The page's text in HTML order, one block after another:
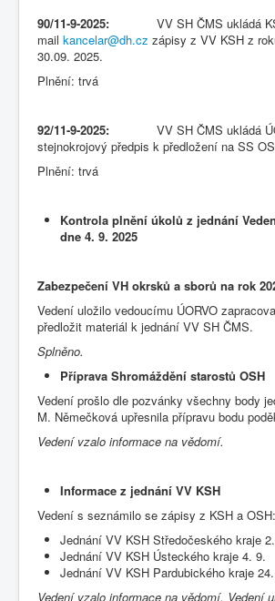
90/11-9-2025: VV SH ČMS ukládá
mail kancelar@dh.cz zápisy z VV KSH z
30.09. 2025.
Plnění: trvá
92/11-9-2025: VV SH ČMS ukládá
stejnokrojový předpis k předložení na SS
Plnění: trvá
Kontrola plnění úkolů z jednání
dne 4. 9. 2025
Zabezpečení VH okrsků a sborů na rok
Vedení uložilo vedoucímu ÚORVO
předložit materiál k jednání VV SH ČMS.
Splněno.
Příprava Shromáždění starostů OSH
Vedení prošlo dle pozvánky všechny body
M. Němečková upřesnila přípravu bodu
Vedení vzalo informace na vědomí.
Informace z jednání VV KSH
Vedení s seznámilo se zápisy z KSH a OSH:
Jednání VV KSH Středočeského kraje
Jednání VV KSH Ústeckého kraje 4. 9.
Jednání VV KSH Pardubického kraje
Vedení vzalo informace na vědomí. Vedení